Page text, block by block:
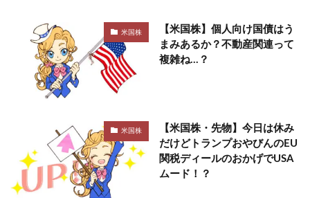
米国株
【米国株】個人向け国債はう
まみあるか？不動産関連って
複雑ね…？
米国株
【米国株・先物】今日は休み
だけどトランプおやびんのEU
関税ディールのおかげでUSA
ムード！？